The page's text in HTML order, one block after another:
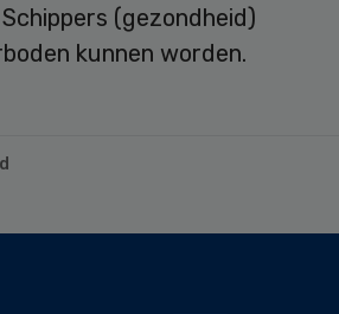
(gezondheid)
kunnen worden.